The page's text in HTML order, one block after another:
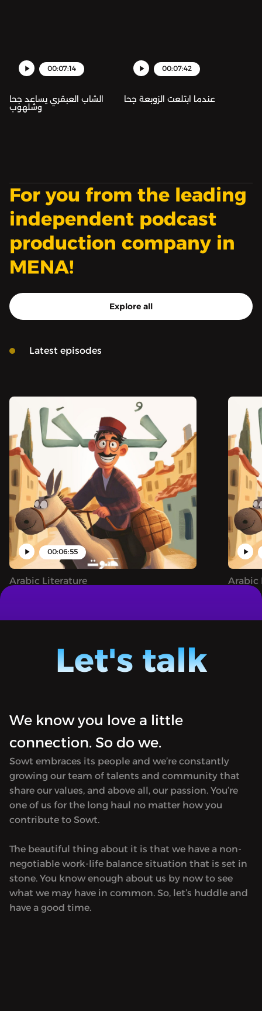
00:07:14
الشاب العبقري يساعد جحا
وشلهوب
00:07:42
عندما ابتلعت الزوبعة جحا
For you from the leading
independent podcast
production company in
MENA!
Explore all
Latest episodes
00:06:55
Arabic Literature
astonishing feats, and whimsical
adventures.
Arabic
Let's talk
We know you love a little
connection. So do we.
Sowt embraces its people and we’re constantly
growing our team of talents and community that
share our values, and above all, our passion. You’re
one of us for the long haul no matter how you
contribute to Sowt.
The beautiful thing about it is that we have a non-
negotiable work-life balance situation that is set in
stone. You know enough about us by now to see
what we may have in common. So, let’s huddle and
have a good time.